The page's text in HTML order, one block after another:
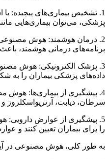
1. تشخیص بیماری‌های پیچیده:
پزشکی، می‌توان بیماری‌هایی
2. درمان هوشمند: هوش مصنوعی
برنامه‌های درمانی هوشمند،
3. پزشک الکترونیکی: هوش
داده‌های پزشکی بیماران را به
4. پیشگیری از بیماری‌ها: هوش
سرطان، دیابت، آرتریواسکلروز
5. پیشگیری از عوارض دارویی:
را برای بیماران تعیین کنند و
به طور کلی، هوش مصنوعی در